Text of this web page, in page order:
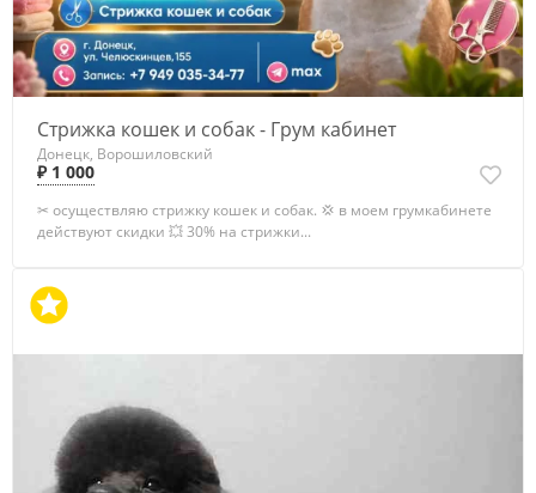
Стрижка кошек и собак - Грум кабинет
Донецк, Ворошиловский
₽ 1 000
✂ осуществляю стрижку кошек и собак. 💢 в моем грумкабинете
действуют скидки 💥 30% на стрижки...